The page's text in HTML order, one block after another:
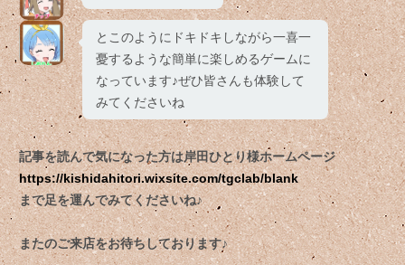
とこのようにドキドキしながら一喜一
憂するような簡単に楽しめるゲームに
なっています♪ぜひ皆さんも体験して
みてくださいね
記事を読んで気になった方は岸田ひとり様ホームページ
https://kishidahitori.wixsite.com/tgclab/blank
まで足を運んでみてくださいね♪
またのご来店をお待ちしております♪